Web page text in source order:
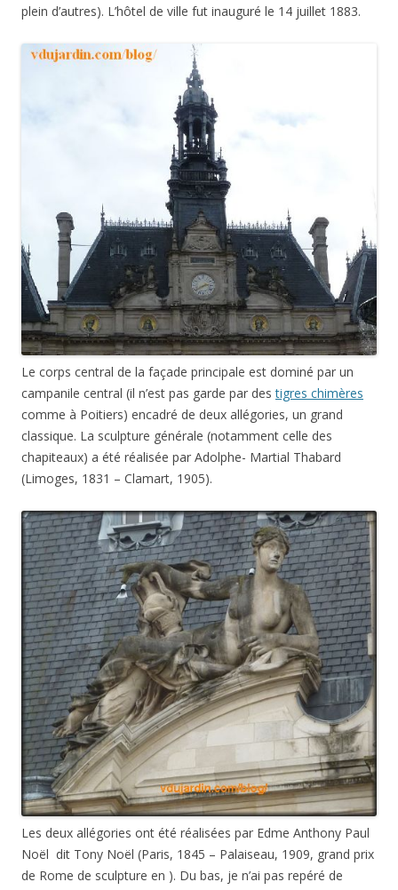
plein d’autres). L’hôtel de ville fut inauguré le 14 juillet 1883.
Le corps central de la façade principale est dominé par un
campanile central (il n’est pas garde par destigres chimères
comme à Poitiers) encadré de deux allégories, un grand
classique. La sculpture générale (notamment celle des
chapiteaux) a été réalisée par Adolphe- Martial Thabard
(Limoges, 1831 – Clamart, 1905).
Les deux allégories ont été réalisées par Edme Anthony Paul
Noël dit Tony Noël (Paris, 1845 – Palaiseau, 1909, grand prix
de Rome de sculpture en ). Du bas, je n’ai pas repéré de